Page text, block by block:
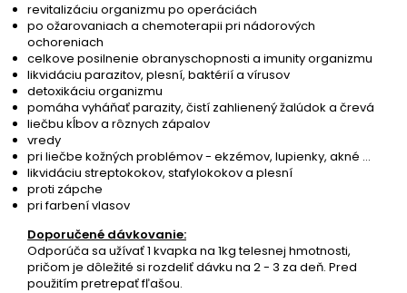
revitalizáciu organizmu po operáciách
po ožarovaniach a chemoterapii pri nádorových
ochoreniach
celkove posilnenie obranyschopnosti a imunity organizmu
likvidáciu parazitov, plesní, baktérií a vírusov
detoxikáciu organizmu
pomáha vyháňať parazity, čistí zahlienený žalúdok a črevá
liečbu kĺbov a rôznych zápalov
vredy
pri liečbe kožných problémov - ekzémov, lupienky, akné ...
likvidáciu streptokokov, stafylokokov a plesní
proti zápche
pri farbení vlasov
Doporučené dávkovanie:
Odporúča sa užívať 1 kvapka na 1kg telesnej hmotnosti,
pričom je dôležité si rozdeliť dávku na 2 - 3 za deň. Pred
použitím pretrepať fľašou.